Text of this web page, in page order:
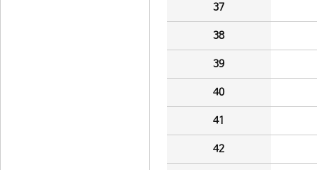
37
38
39
40
41
42